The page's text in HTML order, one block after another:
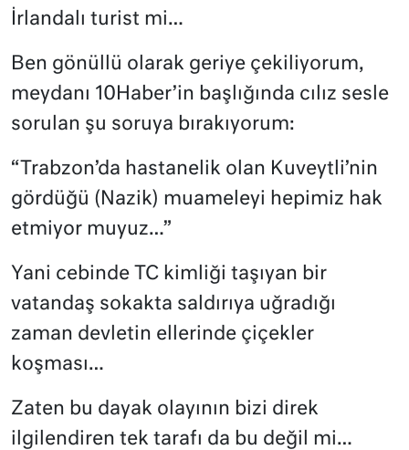
İrlandalı turist mi…
Ben gönüllü olarak geriye çekiliyorum,
meydanı 10Haber’in başlığında cılız sesle
sorulan şu soruya bırakıyorum:
“Trabzon’da hastanelik olan Kuveytli’nin
gördüğü (Nazik) muameleyi hepimiz hak
etmiyor muyuz…”
Yani cebinde TC kimliği taşıyan bir
vatandaş sokakta saldırıya uğradığı
zaman devletin ellerinde çiçekler
koşması…
Zaten bu dayak olayının bizi direk
ilgilendiren tek tarafı da bu değil mi…